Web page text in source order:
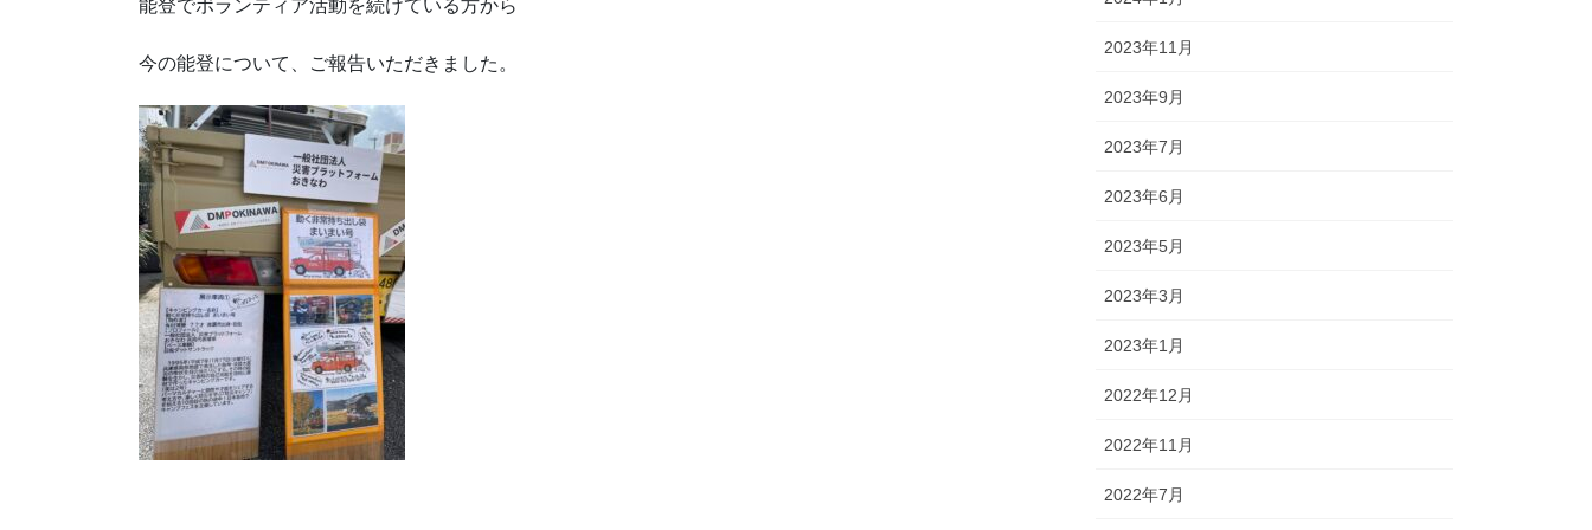
能登でボランティア活動を続けている方から
今の能登について、ご報告いただきました。
2023年11月
2023年9月
2023年7月
2023年6月
2023年5月
2023年3月
2023年1月
2022年12月
2022年11月
2022年7月